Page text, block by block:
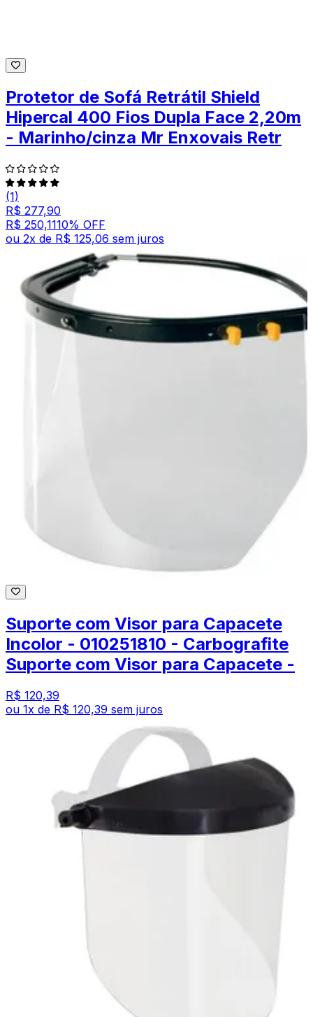
Protetor de Sofá Retrátil Shield
Hipercal 400 Fios Dupla Face 2,20m
- Marinho/cinza Mr Enxovais Retr
(1)
R$ 277,90
R$ 250,1110% OFF
ou 2x de R$ 125,06 sem juros
Suporte com Visor para Capacete
Incolor - 010251810 - Carbografite
Suporte com Visor para Capacete -
R$ 120,39
ou 1x de R$ 120,39 sem juros